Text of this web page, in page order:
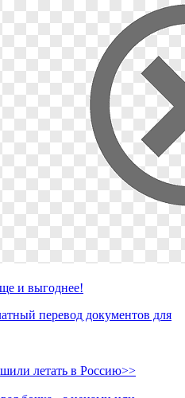
и выгоднее!
перевод документов для
летать в Россию>>